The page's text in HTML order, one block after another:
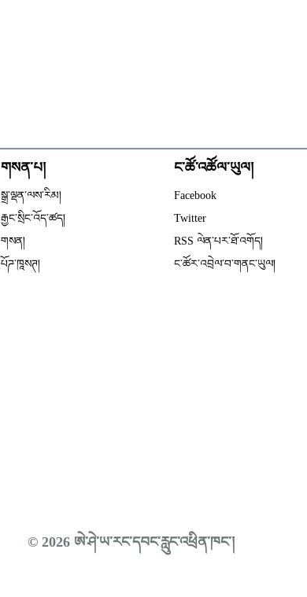
གསན་པ།
སྒྲ་ལྡན་ལས་རིམ།
རྒྱང་སྲིང་འོད་ཚད།
གསན།
པོཌ་ཁཱསཊ།
ང་ཚོ་འཚོལ་ཡུལ།
Facebook
Twitter
RSS ལེན་པར་ཐོ་འགོད།
ང་ཚོར་འབྲེལ་བ་གནང་ཡུལ།
© 2026 ཨེ་ཤེ་ཡ་རང་དབང་རླུང་འཕྲིན་ཁང་།